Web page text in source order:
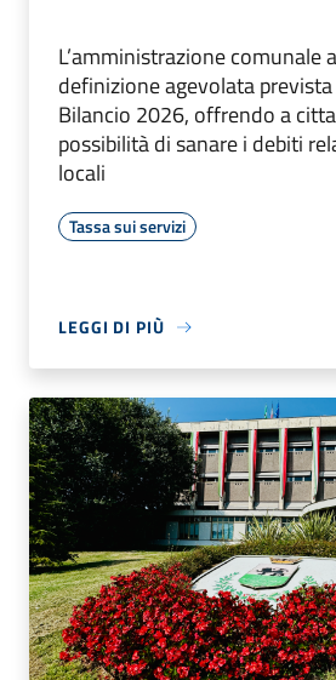
L’amministrazione comunale
definizione agevolata
Bilancio 2026, offrendo a
possibilità di sanare i debiti
locali
Tassa sui servizi
LEGGI DI PIÙ